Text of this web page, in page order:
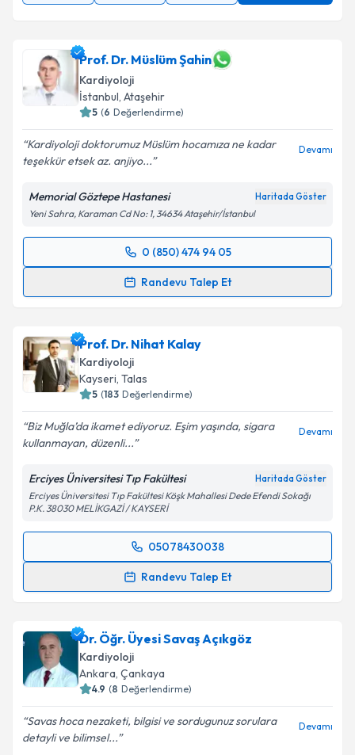
Prof. Dr. Müslüm Şahin
Kardiyoloji
İstanbul, Ataşehir
5 (6 Değerlendirme)
Kardiyoloji doktorumuz Müslüm hocamıza ne kadar
teşekkür etsek az. anjiyo...
Devamı
Memorial Göztepe Hastanesi Haritada Göster
Yeni Sahra, Karaman Cd No: 1, 34634 Ataşehir/İstanbul
0 (850) 474 94 05
Randevu Talep Et
Randevu Takvimi Talebi
takvim hazırlandığında e-posta ile bilgilendireceğiz.
E-posta Adresiniz
kapsamda işlenmesini kabul ediyorum.
Takvim Talebini Gönder
Prof. Dr. Nihat Kalay
Kardiyoloji
Kayseri, Talas
5 (183 Değerlendirme)
Biz Muğla’da ikamet ediyoruz. Eşim yaşında, sigara
kullanmayan, düzenli...
Devamı
Erciyes Üniversitesi Tıp Fakültesi Haritada Göster
Erciyes Üniversitesi Tıp Fakültesi Köşk Mahallesi Dede Efendi Sokağı
P.K. 38030 MELİKGAZİ / KAYSERİ
05078430038
Randevu Talep Et
Randevu Takvimi Talebi
takvim hazırlandığında e-posta ile bilgilendireceğiz.
E-posta Adresiniz
Dr. Öğr. Üyesi Savaş Açıkgöz
Kardiyoloji
Ankara, Çankaya
4.9 (8 Değerlendirme)
Savas hoca nezaketi, bilgisi ve sordugunuz sorulara
detayli ve bilimsel...
Devamı